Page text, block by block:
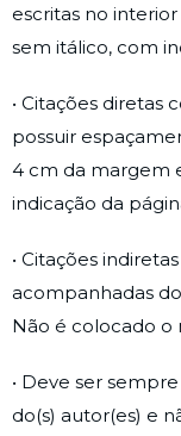
escritas no
sem itálico, com
• Citações diretas
possuir
4 cm da margem
indicação da
• Citações
acompanhadas
Não é colocado o
• Deve ser
do(s) autor(es) e